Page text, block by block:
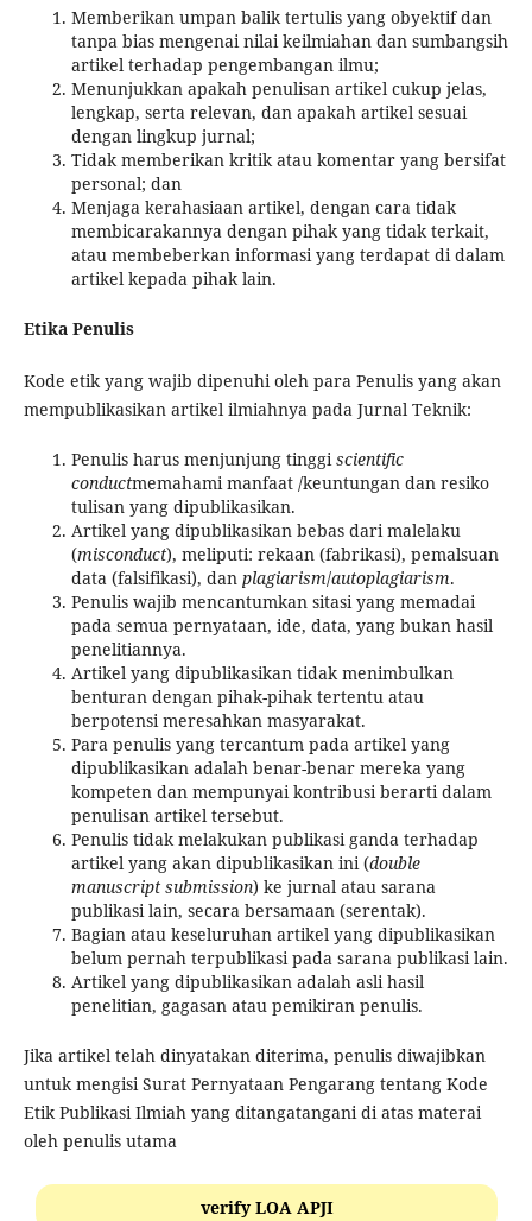
Memberikan umpan balik tertulis yang obyektif dan
tanpa bias mengenai nilai keilmiahan dan sumbangsih
artikel terhadap pengembangan ilmu;
Menunjukkan apakah penulisan artikel cukup jelas,
lengkap, serta relevan, dan apakah artikel sesuai
dengan lingkup jurnal;
Tidak memberikan kritik atau komentar yang bersifat
personal; dan
Menjaga kerahasiaan artikel, dengan cara tidak
membicarakannya dengan pihak yang tidak terkait,
atau membeberkan informasi yang terdapat di dalam
artikel kepada pihak lain.
Etika Penulis
Kode etik yang wajib dipenuhi oleh para Penulis yang akan
mempublikasikan artikel ilmiahnya pada Jurnal Teknik:
Penulis harus menjunjung tinggiscientific
conductmemahami manfaat /keuntungan dan resiko
tulisan yang dipublikasikan.
Artikel yang dipublikasikan bebas dari malelaku
(misconduct), meliputi: rekaan (fabrikasi), pemalsuan
data (falsifikasi), dan plagiarism/autoplagiarism.
Penulis wajib mencantumkan sitasi yang memadai
pada semua pernyataan, ide, data, yang bukan hasil
penelitiannya.
Artikel yang dipublikasikan tidak menimbulkan
benturan dengan pihak-pihak tertentu atau
berpotensi meresahkan masyarakat.
Para penulis yang tercantum pada artikel yang
dipublikasikan adalah benar-benar mereka yang
kompeten dan mempunyai kontribusi berarti dalam
penulisan artikel tersebut.
Penulis tidak melakukan publikasi ganda terhadap
artikel yang akan dipublikasikan ini (double
manuscript submission) ke jurnal atau sarana
publikasi lain, secara bersamaan (serentak).
Bagian atau keseluruhan artikel yang dipublikasikan
belum pernah terpublikasi pada sarana publikasi lain.
Artikel yang dipublikasikan adalah asli hasil
penelitian, gagasan atau pemikiran penulis.
Jika artikel telah dinyatakan diterima, penulis diwajibkan
untuk mengisi Surat Pernyataan Pengarang tentang Kode
Etik Publikasi Ilmiah yang ditangatangani di atas materai
oleh penulis utama
verify LOA APJI